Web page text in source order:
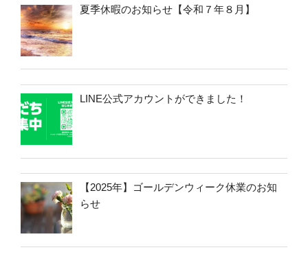
夏季休暇のお知らせ【令和７年８月】
LINE公式アカウントができました！
【2025年】ゴールデンウィーク休業のお知
らせ